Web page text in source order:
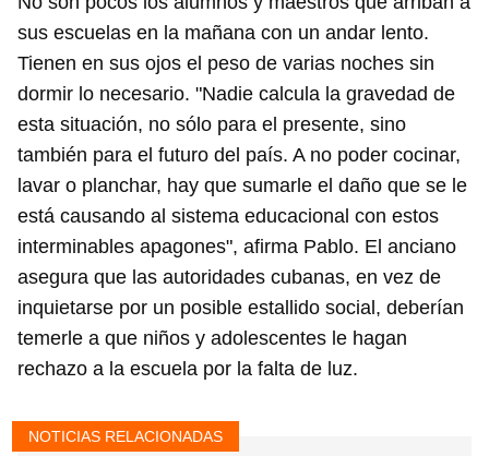
Guardar como favorito
Para poder guardar como favorito, primero has de
iniciar sesión con tu cuenta de 14ymedio.
INICIAR SESIÓN CANCELAR
sus escuelas en la mañana con un andar lento.
Tienen en sus ojos el peso de varias noches sin
dormir lo necesario. "Nadie calcula la gravedad de
esta situación, no sólo para el presente, sino
también para el futuro del país. A no poder cocinar,
lavar o planchar, hay que sumarle el daño que se le
está causando al sistema educacional con estos
interminables apagones", afirma Pablo. El anciano
asegura que las autoridades cubanas, en vez de
inquietarse por un posible estallido social, deberían
temerle a que niños y adolescentes le hagan
rechazo a la escuela por la falta de luz.
NOTICIAS RELACIONADAS